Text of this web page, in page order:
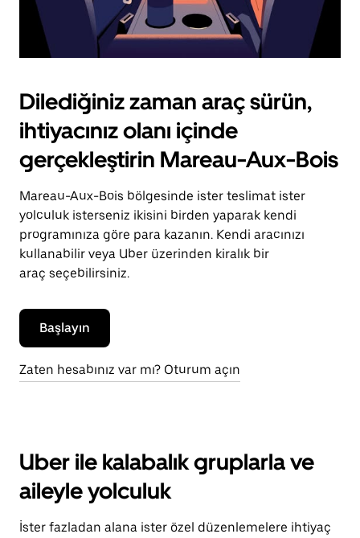
Dilediğiniz zaman araç sürün,
ihtiyacınız olanı içinde
gerçekleştirin Mareau-Aux-Bois
Mareau-Aux-Bois bölgesinde ister teslimat ister
yolculuk isterseniz ikisini birden yaparak kendi
programınıza göre para kazanın. Kendi aracınızı
kullanabilir veya Uber üzerinden kiralık bir
araç seçebilirsiniz.
Başlayın
Zaten hesabınız var mı? Oturum açın
Uber ile kalabalık gruplarla ve
aileyle yolculuk
İster fazladan alana ister özel düzenlemelere ihtiyaç